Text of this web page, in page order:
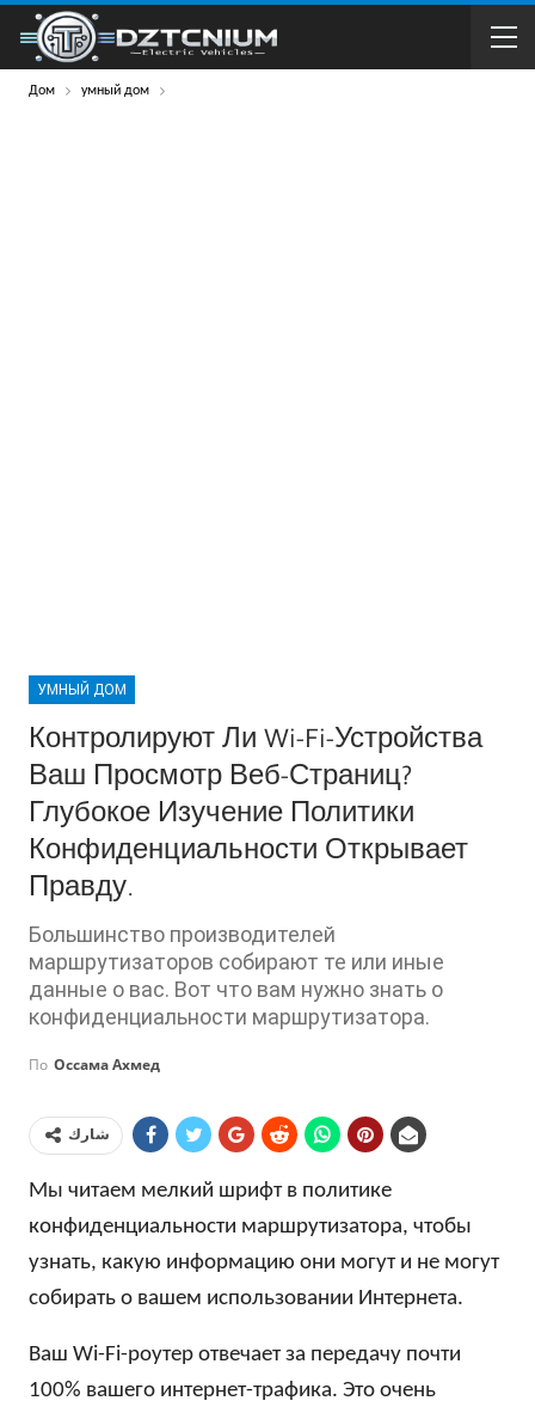
Дом умный дом
УМНЫЙ ДОМ
Контролируют Ли Wi-Fi-Устройства
Ваш Просмотр Веб-Страниц?
Глубокое Изучение Политики
Конфиденциальности Открывает
Правду.
Большинство производителей
маршрутизаторов собирают те или иные
данные о вас. Вот что вам нужно знать о
конфиденциальности маршрутизатора.
По Оссама Ахмед
شارك
Мы читаем мелкий шрифт в политике
конфиденциальности маршрутизатора, чтобы
узнать, какую информацию они могут и не могут
собирать о вашем использовании Интернета.
Ваш Wi-Fi-роутер отвечает за передачу почти
100% вашего интернет-трафика. Это очень